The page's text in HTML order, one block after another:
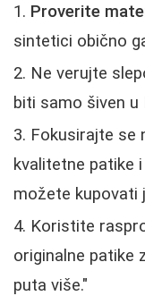
Proverite
sintetici obično
Ne verujte
biti samo šiven u
Fokusirajte se
kvalitetne patike
možete kupovati
Koristite
originalne patike
puta više."